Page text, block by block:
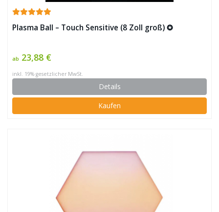
Plasma Ball – Touch Sensitive (8 Zoll groß) ✪
ab 23,88 €
inkl. 19% gesetzlicher MwSt.
Details
Kaufen